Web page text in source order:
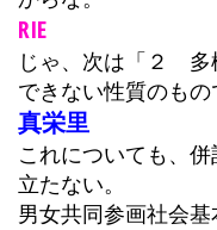
RIE
じゃ、次は「２ 多
できない性質のもの
真栄里
これについても、
立たない。
男女共同参画社会基